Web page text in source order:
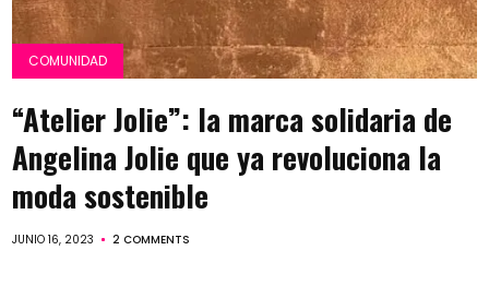
COMUNIDAD
“Atelier Jolie”: la marca solidaria de
Angelina Jolie que ya revoluciona la
moda sostenible
JUNIO 16, 2023 2 COMMENTS